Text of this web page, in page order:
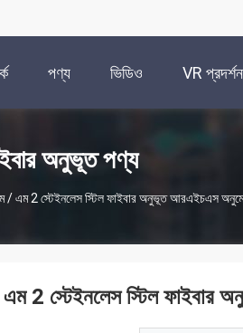
পণ্য ভিডিও VR প্রদর্শন
অনুভূত পণ্য
/ এম 2 স্টেইনলেস স্টিল ফাইবার অনুভূত আরএইচএস
2 স্টেইনলেস স্টিল ফাইবার